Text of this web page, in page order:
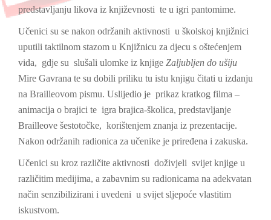
predstavljanju likova iz književnosti te u igri pantomime.
Učenici su se nakon održanih aktivnosti u školskoj knjižnici
uputili taktilnom stazom u Knjižnicu za djecu s oštećenjem
vida, gdje su slušali ulomke iz knjige Zaljubljen do ušiju
Mire Gavrana te su dobili priliku tu istu knjigu čitati u izdanju
na Brailleovom pismu. Uslijedio je prikaz kratkog filma –
animacija o brajici te igra brajica-školica, predstavljanje
Brailleove šestotočke, korištenjem znanja iz prezentacije.
Nakon održanih radionica za učenike je priređena i zakuska.
Učenici su kroz različite aktivnosti doživjeli svijet knjige u
različitim medijima, a zabavnim su radionicama na adekvatan
način senzibilizirani i uvedeni u svijet sljepoće vlastitim
iskustvom.